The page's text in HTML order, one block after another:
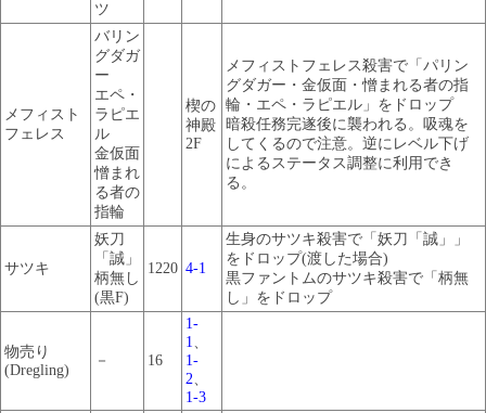
ツ
メフィスト
フェレス
バリン
グダガ
ー
エペ・
ラピエ
ル
金仮面
憎まれ
る者の
指輪
楔の
神殿
2F
メフィストフェレス殺害で「パリン
グダガー・金仮面・憎まれる者の指
輪・エペ・ラピエル」をドロップ
暗殺任務完遂後に襲われる。吸魂を
してくるので注意。逆にレベル下げ
によるステータス調整に利用でき
る。
サツキ
妖刀
「誠」
柄無し
(黒F)
1220 4-1
生身のサツキ殺害で「妖刀「誠」」
をドロップ(渡した場合)
黒ファントムのサツキ殺害で「柄無
し」をドロップ
物売り
(Dregling)
－ 16
1-
1、
1-
2、
1-3